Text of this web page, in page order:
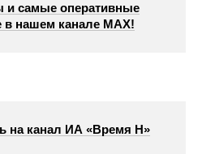
и самые оперативные
в нашем канале МАХ!
на канал ИА «Время Н»